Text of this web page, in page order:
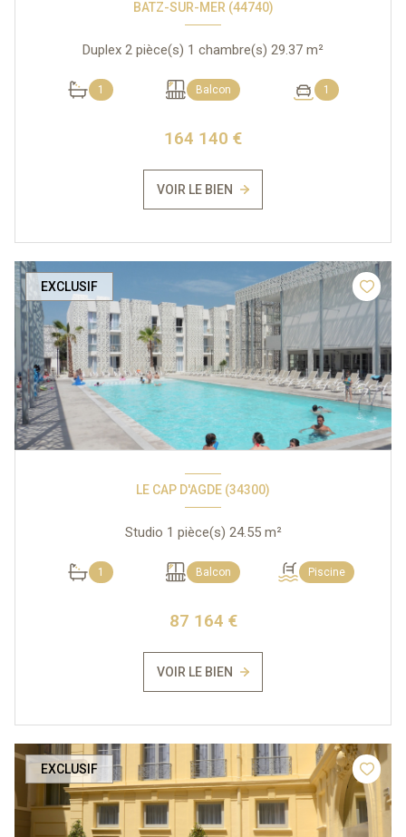
BATZ-SUR-MER (44740)
Duplex 2 pièce(s) 1 chambre(s) 29.37 m²
1 Balcon 1
164 140 €
VOIR LE BIEN
EXCLUSIF
LE CAP D'AGDE (34300)
Studio 1 pièce(s) 24.55 m²
1 Balcon Piscine
87 164 €
VOIR LE BIEN
EXCLUSIF